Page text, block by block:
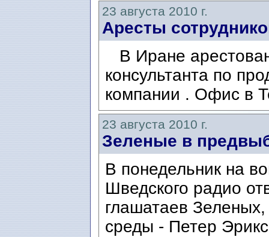
23 августа 2010 г.
Аресты
В Иране
консультанта по
компании . Офис в
23 августа 2010 г.
Зеленые в
В понедельник на
Шведского радио
глашатаев
среды - Петер